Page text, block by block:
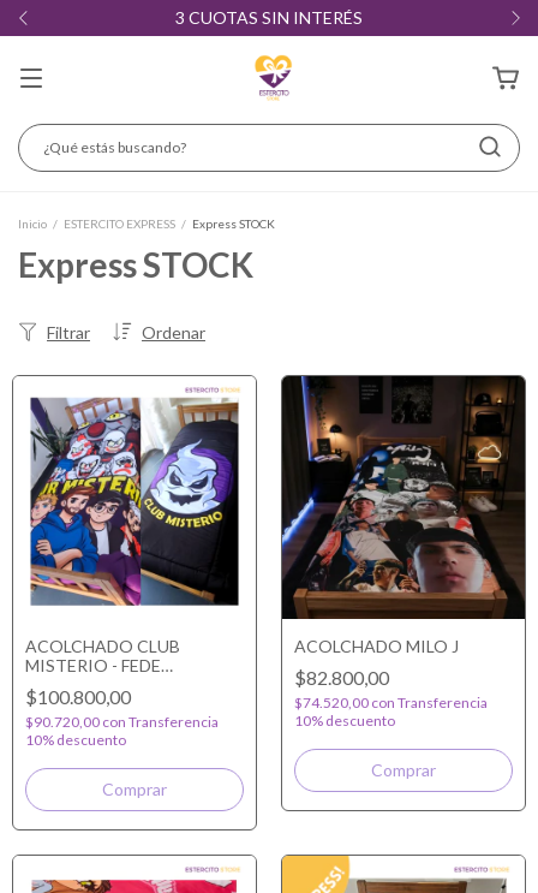
3 CUOTAS SIN INTERÉS
Inicio / ESTERCITO EXPRESS / Express STOCK
Express STOCK
Ordenar
Filtrar
ACOLCHADO CLUB
MISTERIO - FEDE
VIGEVANI REVERSIBLE
$100.800,00
$90.720,00 con Transferencia
10% descuento
ACOLCHADO MILO J
$82.800,00
$74.520,00 con Transferencia
10% descuento